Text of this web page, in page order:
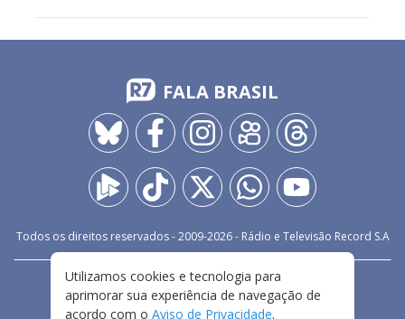
FALA BRASIL
Todos os direitos reservados - 2009-2026- Rádio e Televisão Record S.A
FALE CONOSCO
PRIVACIDADE
TERMOS E CONDIÇÕES DE USO
Utilizamos cookies e tecnologia para
aprimorar sua experiência de navegação de
acordo com o Aviso de Privacidade.